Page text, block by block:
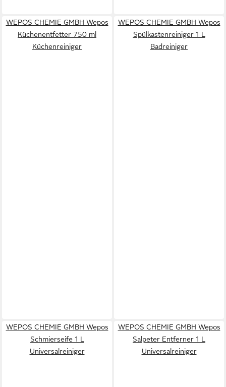
WEPOS CHEMIE GMBH Wepos
Küchenentfetter 750 ml
Küchenreiniger
WEPOS CHEMIE GMBH Wepos
Spülkastenreiniger 1 L
Badreiniger
WEPOS CHEMIE GMBH Wepos
Schmierseife 1 L
Universalreiniger
WEPOS CHEMIE GMBH Wepos
Salpeter Entferner 1 L
Universalreiniger